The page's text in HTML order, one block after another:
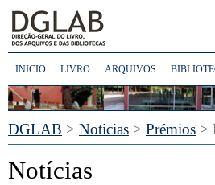
INICIO LIVRO ARQUIVOS
DGLAB > Noticias > Prémios >
Notícias